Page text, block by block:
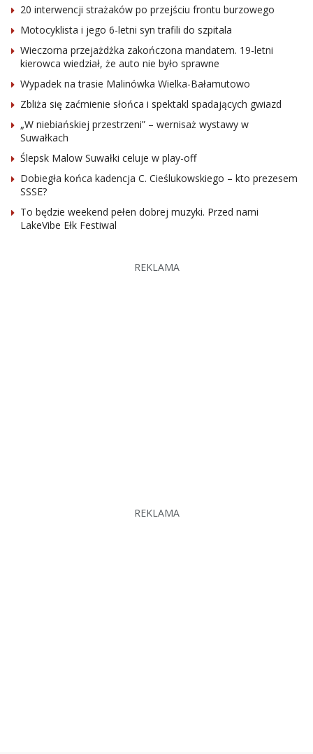
20 interwencji strażaków po przejściu frontu burzowego
Motocyklista i jego 6-letni syn trafili do szpitala
Wieczorna przejażdżka zakończona mandatem. 19-letni
kierowca wiedział, że auto nie było sprawne
Wypadek na trasie Malinówka Wielka-Bałamutowo
Zbliża się zaćmienie słońca i spektakl spadających gwiazd
„W niebiańskiej przestrzeni” – wernisaż wystawy w
Suwałkach
Ślepsk Malow Suwałki celuje w play-off
Dobiegła końca kadencja C. Cieślukowskiego – kto prezesem
SSSE?
To będzie weekend pełen dobrej muzyki. Przed nami
LakeVibe Ełk Festiwal
REKLAMA
REKLAMA